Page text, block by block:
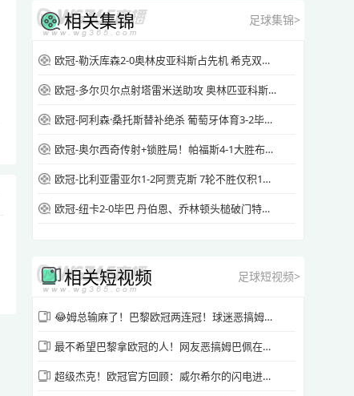
相关集锦 足球集锦>
欧冠-勒沃库森2-0奥林皮亚科斯占先机 希克双响波库失单刀
欧冠-多尔贝尔点射塔雷米送助攻 奥林匹亚科斯2-1阿贾克斯
欧冠-阿利森·桑托斯替补绝杀 葡萄牙体育3-2毕巴直通16强
欧冠-奥尔西奇传射+锁胜局！帕福斯4-1大胜布拉格斯拉维亚
欧冠-比利亚雷亚尔1-2阿贾克斯 7轮不胜仅积1分列倒数第二
欧冠-纽卡2-0毕巴 丹伯恩、乔林顿头槌破门特里皮尔定位球助攻
相关短视频 足球短视频>
😂姆总输麻了！巴黎欧冠两连冠！球迷恶搞姆巴佩此刻的心情！
最不希望巴黎拿欧冠的人！网友恶搞姆巴佩在阿森纳更衣室训话🤣
超级杰克！欧冠官方回顾：威尔希尔的闪电进球！